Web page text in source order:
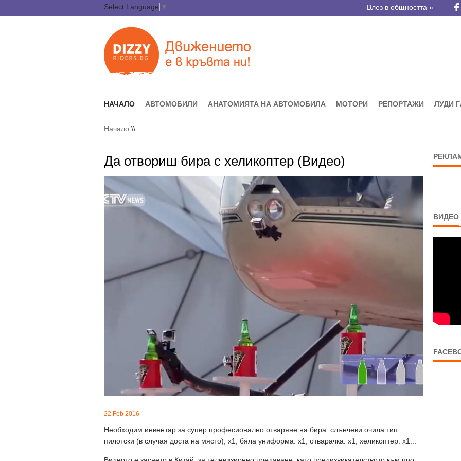
Select Language ▼ Влез в общността »
НАЧАЛО АВТОМОБИЛИ АНАТОМИЯТА НА АВТОМОБИЛА МОТОРИ РЕПОРТАЖИ ЛУДИ
Начало \\
Да отвориш бира с хеликоптер (Видео)
22 Feb 2016
Необходим инвентар за супер професионално отваряне на бира: слънчеви очила тип
пилотски (в случая доста на място), x1, бяла униформа: x1, отварачка: x1; хеликоптер: x1...
ВИДЕО